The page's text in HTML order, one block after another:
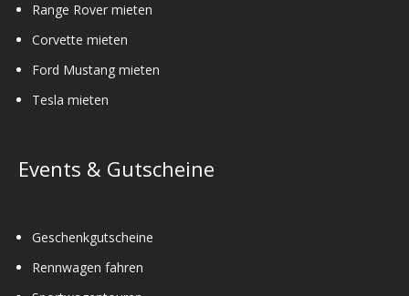
Range Rover mieten
Corvette mieten
Ford Mustang mieten
Tesla mieten
Events & Gutscheine
Geschenkgutscheine
Rennwagen fahren